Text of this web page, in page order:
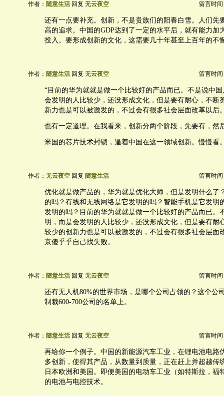
作者： 随意生活 回复 无云夜空 留言时间
还有一点要补充。创新，不是贵族们的阳春白雪。人们先
高的追求。中国的GDP达到了一定的水平后，就有能力加
投入。要形成创新的文化，这需要几十年甚至上百年的不
作者： 随意生活 回复 无云夜空 留言时间
“目前的华为就就是做一个比较好的产品而已。不是说中
会发明的人比较少，还没形成文化，但是要有耐心，不断
新力也是可以被激发的，不过会有很多社会层面改革以后
也有一定道理。在我看来，创新分两个阶段，先要有，然
米国的芯片技术封锁，逼着中国在这一领域创新。慢慢看
作者： 无云夜空 回复 随意生活 留言时间
优化就是做产品的，华为就是优化大师，但是发明什么了
的吗？有线和无线网络是它发明的吗？智能手机是它发明
发明的吗？目前的华为就就是做一个比较好的产品而已。
明，而是会发明的人比较少，还没形成文化，但是要有耐
较少的创新力也是可以被激发的，不过会有很多社会层面
京傻乎乎自己找失败。
作者： 随意生活 回复 无云夜空 留言时间
还有无人机80%的世界市场，是哪个公司占领的？这个公
制裁600-700公司的名单上。
作者： 随意生活 回复 无云夜空 留言时间
再给你一个例子。中国的新能源汽车工业，在锂电池电路
多创新，使得其产品，从数量到质量，正在赶上并超越传
日本欧洲和美国。即便美国的电动车工业（如特斯拉，福
的电池与电控技术。